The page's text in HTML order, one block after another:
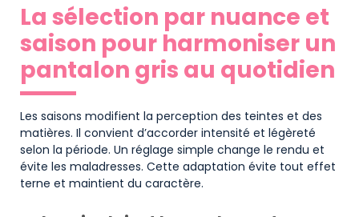
La sélection par nuance et
saison pour harmoniser un
pantalon gris au quotidien
Les saisons modifient la perception des teintes et des
matières. Il convient d’accorder intensité et légèreté
selon la période. Un réglage simple change le rendu et
évite les maladresses. Cette adaptation évite tout effet
terne et maintient du caractère.